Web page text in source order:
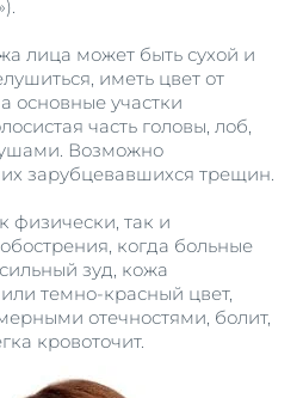
лица может быть сухой и
иметь цвет от
основные участки
часть головы, лоб,
ушами. Возможно
зарубцевавшихся трещин.
физически, так и
когда больные
зуд, кожа
темно-красный цвет,
отечностями, болит,
кровоточит.